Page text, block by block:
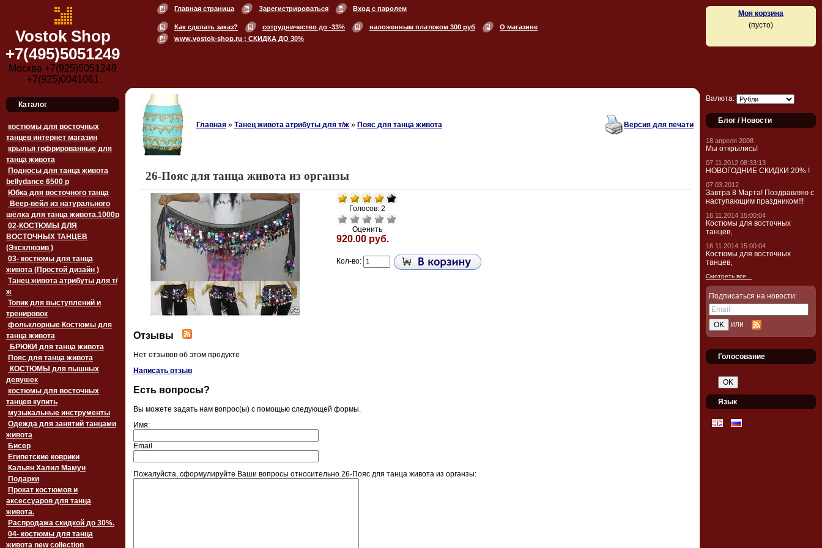
Vostok Shop
+7(495)5051249
Москва +7(925)5051249
+7(925)0041061
Главная страница Зарегистрироваться Вход с паролем
Как сделать заказ? сотрудничество до -33% наложенным платежом 300 руб
О магазине
www.vostok-shop.ru ; СКИДКА ДО 30%
Моя корзина
(пусто)
Каталог
костюмы для восточных
танцев интернет магазин
крылья гофрированные для
танца живота
Подносы для танца живота
bellydance 6500 p
Юбка для восточного танца
Веер-вейл из натурального
шёлка для танца живота.1000p
02-КОСТЮМЫ ДЛЯ
ВОСТОЧНЫХ ТАНЦЕВ
(Эксклюзив )
03- костюмы для танца
живота (Простой дизайн )
Танец живота атрибуты для т/
ж
Топик для выступлений и
тренировок
фольклорные Костюмы для
танца живота
БРЮКИ для танца живота
Пояс для танца живота
девушек
костюмы для восточных
танцев купить
музыкальные инструменты
Одежда для занятий танцами
живота
Бисер
Египетские коврики
Кальян Халил Мамун
Подарки
Прокат костюмов и
аксессуаров для танца
живота.
Распродажа скидкой до 30%.
04- костюмы для танца
живота new collection
Главная » Танец живота атрибуты для т/ж » Пояс для танца живота Версия для печати
26-Пояс для танца живота из органзы
Голосов: 2
Оценить
920.00 руб.
Кол-во:
Отзывы
Нет отзывов об этом продукте
Написать отзыв
Есть вопросы?
Вы можете задать нам вопрос(ы) с помощью следующей формы.
Имя:
Email
Пожалуйста, сформулируйте Ваши вопросы относительно 26-Пояс для танца живота из органзы:
Валюта:
Блог / Новости
18 апреля 2008
Мы открылись!
07.11.2012 08:33:13
НОВОГОДНИЕ СКИДКИ 20% !
07.03.2012
Завтра 8 Марта! Поздравляю с
наступающим праздником!!!
16.11.2014 15:00:04
Костюмы для восточных
танцев,
16.11.2014 15:00:04
Костюмы для восточных
танцев,
Смотреть все...
Подписаться на новости:
или
Голосование
Язык